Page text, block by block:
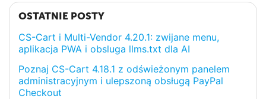
OSTATNIE POSTY
CS-Cart i Multi-Vendor 4.20.1: zwijane menu,
aplikacja PWA i obsluga llms.txt dla AI
Poznaj CS-Cart 4.18.1 z odświeżonym panelem
administracyjnym i ulepszoną obsługą PayPal
Checkout